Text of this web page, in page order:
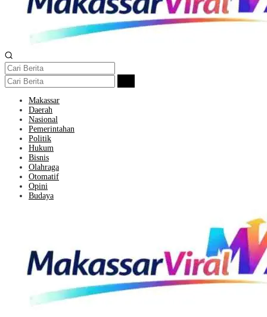
Makassar
Daerah
Nasional
Pemerintahan
Politik
Hukum
Bisnis
Olahraga
Otomatif
Opini
Budaya